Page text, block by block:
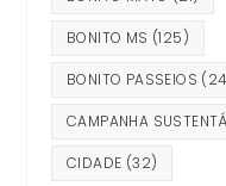
BONITO MS (125)
BONITO PASSEIOS
CAMPANHA
CIDADE (32)